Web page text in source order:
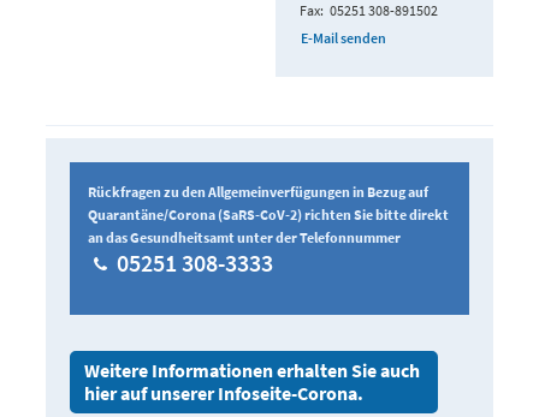
Fax 05251 308-891502
E-Mail senden
Rückfragen zu den Allgemeinverfügungen in Bezug auf
Quarantäne/Corona (SaRS-CoV-2) richten Sie bitte direkt
an das Gesundheitsamt unter der Telefonnummer
05251 308-3333
Weitere Informationen erhalten Sie auch
hier auf unserer Infoseite-Corona.